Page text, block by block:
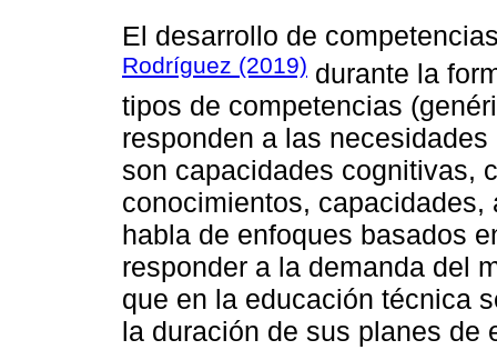
El desarrollo de
Rodríguez (2019) durante la
tipos de competencias
responden a las
son capacidades cognitivas,
conocimientos,
habla de enfoques basados
responder a la demanda del
que en la educación técnica
la duración de sus planes de